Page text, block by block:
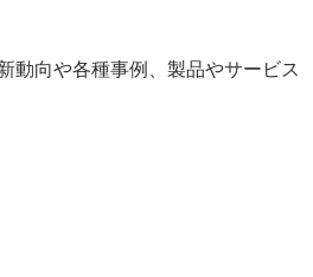
動向や各種事例、製品やサービス